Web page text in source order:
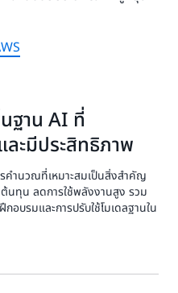
ฐาน AI ที่
ะมีประสิทธิภาพ
รคำนวณที่เหมาะสมเป็นสิ่งสำคัญ
นทุน ลดการใช้พลังงานสูง รวม
อบรมและการปรับใช้โมเดลฐานใน